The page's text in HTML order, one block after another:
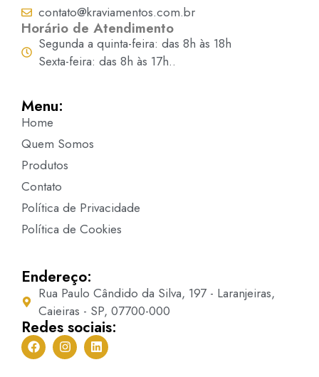
contato@kraviamentos.com.br
Horário de Atendimento
Segunda a quinta-feira: das 8h às 18h
Sexta-feira: das 8h às 17h..
Menu:
Home
Quem Somos
Produtos
Contato
Política de Privacidade
Política de Cookies
Endereço:
Rua Paulo Cândido da Silva, 197 - Laranjeiras,
Caieiras - SP, 07700-000
Redes sociais: